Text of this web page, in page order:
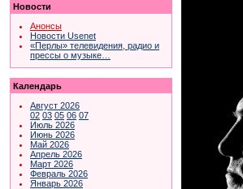
Новости
Анонсы
Новости Usenet
«Перлы» телевидения, радио и
прессы о музыке…
Календарь
Август 2026
02 03 05 06 07
Июль 2026
Июнь 2026
Май 2026
Апрель 2026
Март 2026
Февраль 2026
Январь 2026